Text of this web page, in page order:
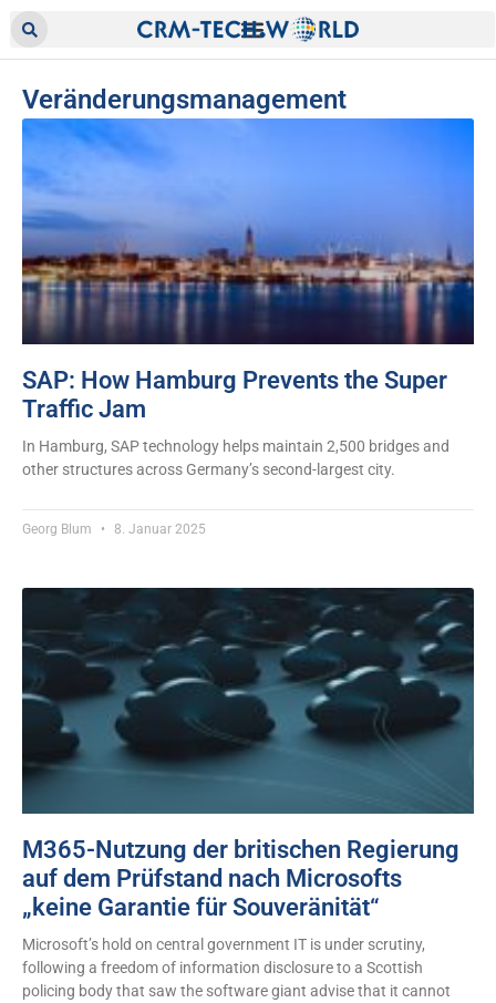
Veränderungsmanagement
SAP: How Hamburg Prevents the Super
Traffic Jam
In Hamburg, SAP technology helps maintain 2,500 bridges and
other structures across Germany’s second-largest city.
Georg Blum 8. Januar 2025
M365-Nutzung der britischen Regierung
auf dem Prüfstand nach Microsofts
„keine Garantie für Souveränität“
Microsoft’s hold on central government IT is under scrutiny,
following a freedom of information disclosure to a Scottish
policing body that saw the software giant advise that it cannot